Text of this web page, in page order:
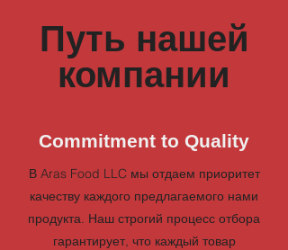
Путь нашей
компании
Commitment to Quality
В Aras Food LLC мы отдаем приоритет
качеству каждого предлагаемого нами
продукта. Наш строгий процесс отбора
гарантирует, что каждый товар